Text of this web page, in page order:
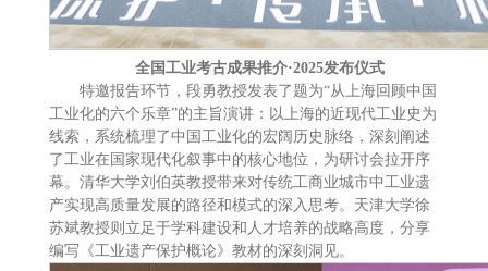
全国工业考古成果推介·2025发布仪式
特邀报告环节，段勇教授发表了题为“从上海回顾中国
工业化的六个乐章”的主旨演讲：以上海的近现代工业史为
线索，系统梳理了中国工业化的宏阔历史脉络，深刻阐述
了工业在国家现代化叙事中的核心地位，为研讨会拉开序
幕。清华大学刘伯英教授带来对传统工商业城市中工业遗
产实现高质量发展的路径和模式的深入思考。天津大学徐
苏斌教授则立足于学科建设和人才培养的战略高度，分享
编写《工业遗产保护概论》教材的深刻洞见。